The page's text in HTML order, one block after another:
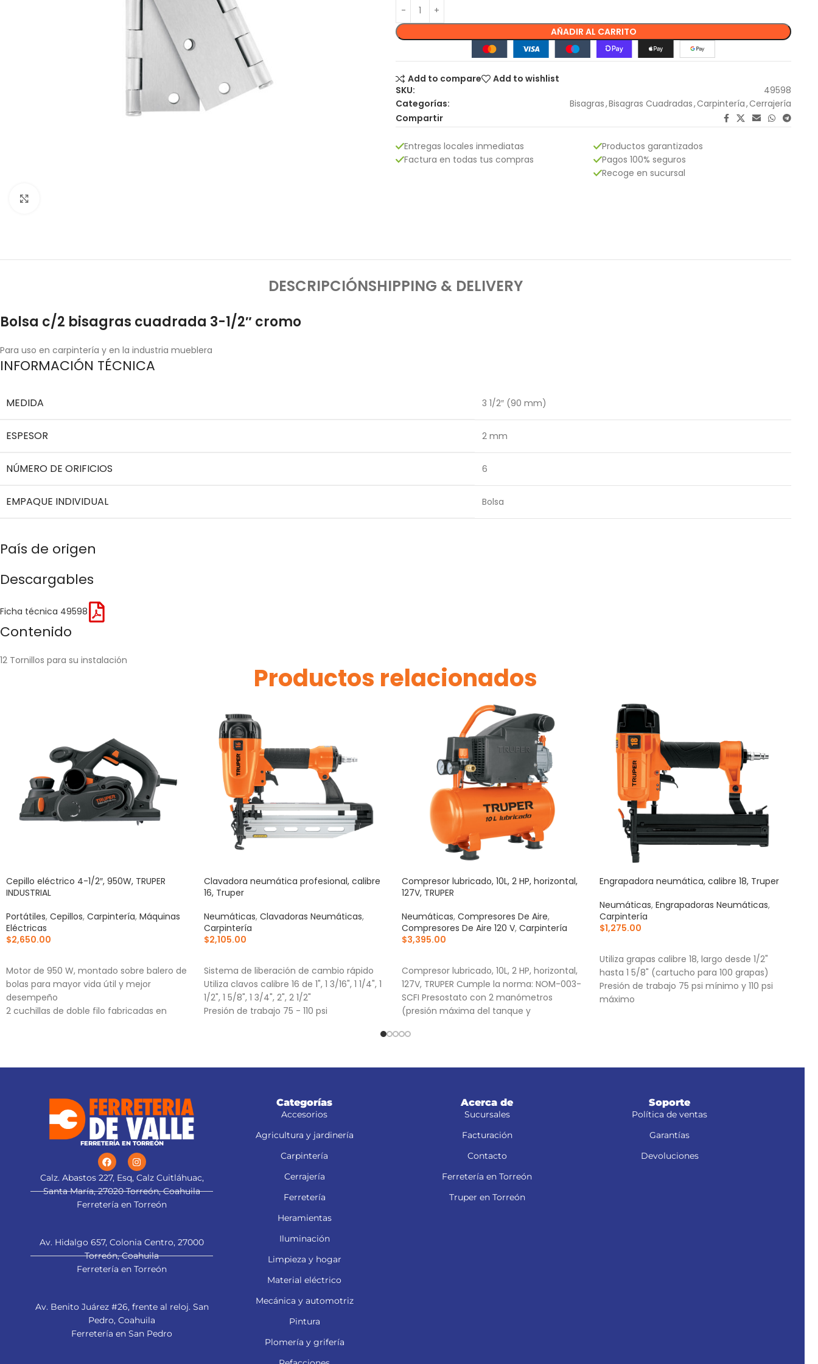
AÑADIR AL CARRITO
Add to compare
Add to wishlist
SKU:
49598
Categorías:
Bisagras,Bisagras Cuadradas,Carpintería,Cerrajería
Compartir
Entregas locales inmediatas
Factura en todas tus compras
Productos garantizados
Pagos 100% seguros
Recoge en sucursal
DESCRIPCIÓNSHIPPING & DELIVERY
Bolsa c/2 bisagras cuadrada 3-1/2″ cromo
Para uso en carpintería y en la industria mueblera
INFORMACIÓN TÉCNICA
MEDIDA 3 1/2″ (90 mm)
ESPESOR 2 mm
NÚMERO DE ORIFICIOS 6
EMPAQUE INDIVIDUAL Bolsa
País de origen
Descargables
Ficha técnica 49598
Contenido
12 Tornillos para su instalación
Productos relacionados
Cepillo eléctrico 4-1/2″, 950W, TRUPER
INDUSTRIAL
Portátiles, Cepillos, Carpintería, Máquinas
Eléctricas
$2,650.00
Motor de 950 W, montado sobre balero de
bolas para mayor vida útil y mejor
desempeño
2 cuchillas de doble filo fabricadas en
mm
Clavadora neumática profesional, calibre
16, Truper
Neumáticas, Clavadoras Neumáticas,
Carpintería
$2,105.00
Sistema de liberación de cambio rápido
Utiliza clavos calibre 16 de 1", 1 3/16", 1 1/4", 1
1/2", 1 5/8", 1 3/4", 2", 2 1/2"
Presión de trabajo 75 - 110 psi
Compresor lubricado, 10L, 2 HP, horizontal,
127V, TRUPER
Neumáticas, Compresores De Aire,
Compresores De Aire 120 V, Carpintería
$3,395.00
Compresor lubricado, 10L, 2 HP, horizontal,
127V, TRUPER Cumple la norma: NOM-003-
SCFI Presostato con 2 manómetros
(presión máxima del tanque y
Engrapadora neumática, calibre 18, Truper
Neumáticas, Engrapadoras Neumáticas,
Carpintería
$1,275.00
Utiliza grapas calibre 18, largo desde 1/2"
hasta 1 5/8" (cartucho para 100 grapas)
Presión de trabajo 75 psi mínimo y 110 psi
máximo
FERRETERÍA EN TORREÓN
Calz. Abastos 227, Esq, Calz Cuitláhuac,
Santa María, 27020 Torreón, Coahuila
Ferretería en Torreón
Av. Hidalgo 657, Colonia Centro, 27000
Torreón, Coahuila
Ferretería en Torreón
Av. Benito Juárez #26, frente al reloj. San
Pedro, Coahuila
Ferretería en San Pedro
Categorías
Accesorios
Agricultura y jardinería
Carpintería
Cerrajería
Ferretería
Heramientas
Iluminación
Limpieza y hogar
Material eléctrico
Mecánica y automotriz
Pintura
Plomería y grifería
Acerca de
Sucursales
Facturación
Contacto
Ferretería en Torreón
Truper en Torreón
Soporte
Política de ventas
Garantías
Devoluciones